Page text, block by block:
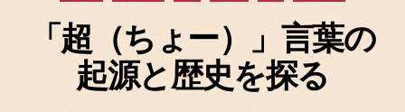
ー
「超（ちょー）」言葉の
起源と歴史を探る